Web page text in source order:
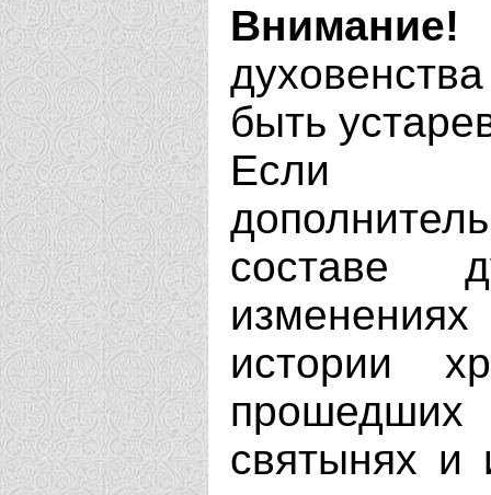
Внимание!
быть
Если
составе
истории
святынях и